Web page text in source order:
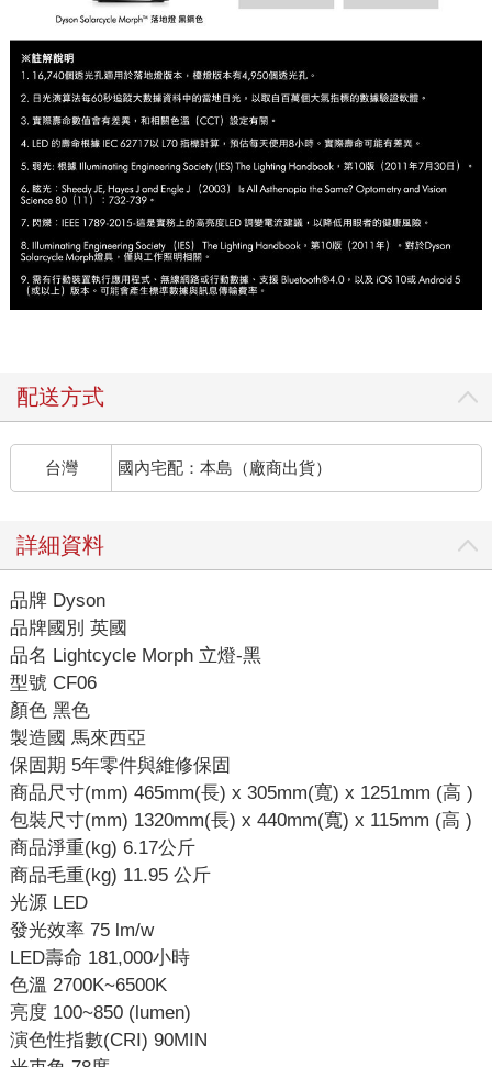
配送方式
台灣 國內宅配：本島（廠商出貨）
詳細資料
品牌 Dyson
品牌國別 英國
品名 Lightcycle Morph 立燈-黑
型號 CF06
顏色 黑色
製造國 馬來西亞
保固期 5年零件與維修保固
商品尺寸(mm) 465mm(長) x 305mm(寬) x 1251mm (高 )
包裝尺寸(mm) 1320mm(長) x 440mm(寬) x 115mm (高 )
商品淨重(kg) 6.17公斤
商品毛重(kg) 11.95 公斤
光源 LED
發光效率 75 lm/w
LED壽命 181,000小時
色溫 2700K~6500K
亮度 100~850 (lumen)
演色性指數(CRI) 90MIN